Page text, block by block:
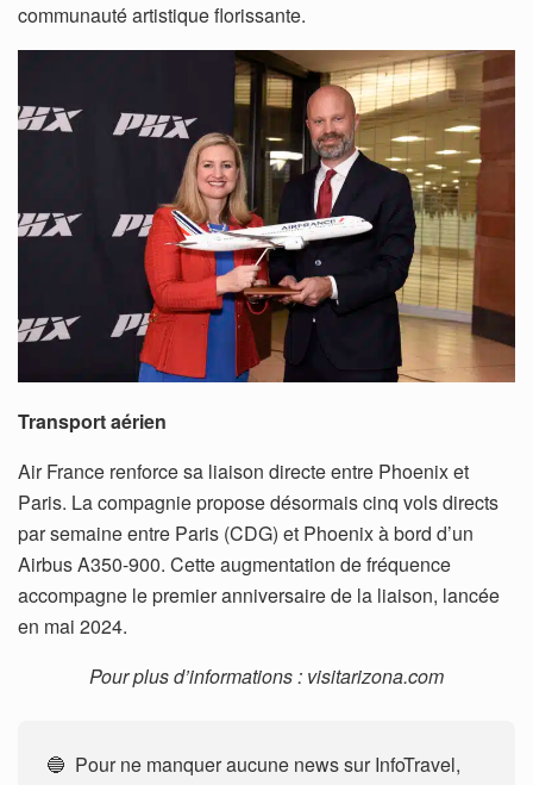
communauté artistique florissante.
Transport aérien
Air France renforce sa liaison directe entre Phoenix et
Paris. La compagnie propose désormais cinq vols directs
par semaine entre Paris (CDG) et Phoenix à bord d’un
Airbus A350-900. Cette augmentation de fréquence
accompagne le premier anniversaire de la liaison, lancée
en mai 2024.
Pour plus d’informations : visitarizona.com
🔵 Pour ne manquer aucune news sur InfoTravel,